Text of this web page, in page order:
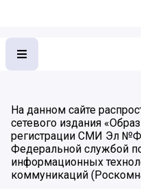
На данном сайте
сетевого издания
регистрации СМИ Эл
Федеральной службой
информационных
коммуникаций